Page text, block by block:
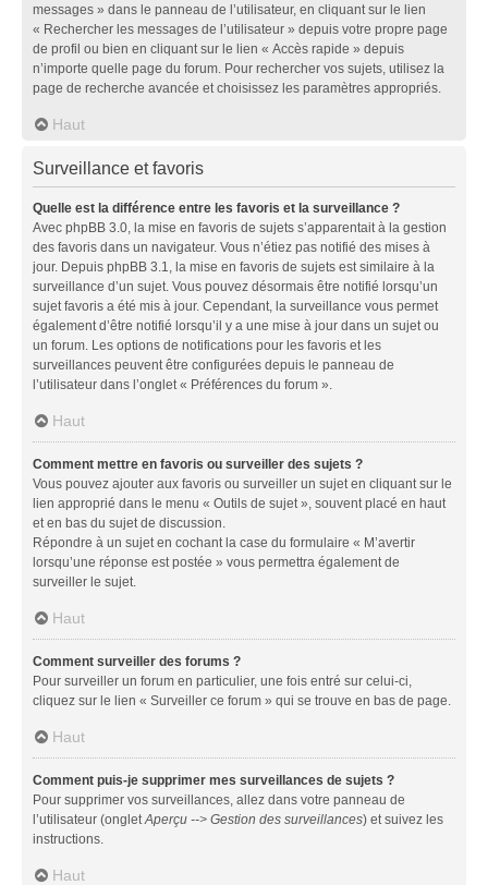
messages » dans le panneau de l’utilisateur, en cliquant sur le lien
« Rechercher les messages de l’utilisateur » depuis votre propre page
de profil ou bien en cliquant sur le lien « Accès rapide » depuis
n’importe quelle page du forum. Pour rechercher vos sujets, utilisez la
page de recherche avancée et choisissez les paramètres appropriés.
Haut
Surveillance et favoris
Quelle est la différence entre les favoris et la surveillance ?
Avec phpBB 3.0, la mise en favoris de sujets s’apparentait à la gestion
des favoris dans un navigateur. Vous n’étiez pas notifié des mises à
jour. Depuis phpBB 3.1, la mise en favoris de sujets est similaire à la
surveillance d’un sujet. Vous pouvez désormais être notifié lorsqu’un
sujet favoris a été mis à jour. Cependant, la surveillance vous permet
également d’être notifié lorsqu’il y a une mise à jour dans un sujet ou
un forum. Les options de notifications pour les favoris et les
surveillances peuvent être configurées depuis le panneau de
l’utilisateur dans l’onglet « Préférences du forum ».
Haut
Comment mettre en favoris ou surveiller des sujets ?
Vous pouvez ajouter aux favoris ou surveiller un sujet en cliquant sur le
lien approprié dans le menu « Outils de sujet », souvent placé en haut
et en bas du sujet de discussion.
Répondre à un sujet en cochant la case du formulaire « M’avertir
lorsqu’une réponse est postée » vous permettra également de
surveiller le sujet.
Haut
Comment surveiller des forums ?
Pour surveiller un forum en particulier, une fois entré sur celui-ci,
cliquez sur le lien « Surveiller ce forum » qui se trouve en bas de page.
Haut
Comment puis-je supprimer mes surveillances de sujets ?
Pour supprimer vos surveillances, allez dans votre panneau de
l’utilisateur (onglet Aperçu --> Gestion des surveillances) et suivez les
instructions.
Haut